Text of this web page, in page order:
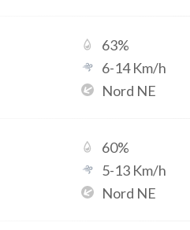
63%
6-14Km/h
Nord NE
60%
5-13 Km/h
Nord NE